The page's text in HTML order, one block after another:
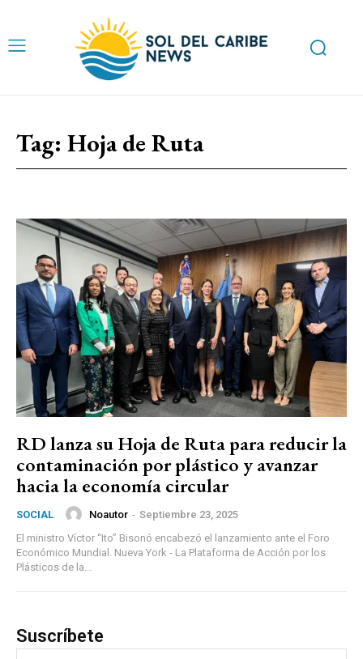
Tag: Hoja de Ruta
RD lanza su Hoja de Ruta para reducir la
contaminación por plástico y avanzar
hacia la economía circular
SOCIAL Noautor - Septiembre 23, 2025
El ministro Víctor “Ito” Bisonó encabezó el lanzamiento ante el Foro
Económico Mundial. Nueva York - La Plataforma de Acción por los
Plásticos de la...
Suscríbete